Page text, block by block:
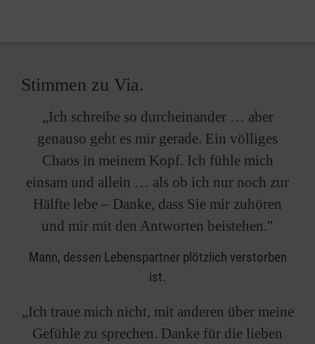
Stimmen zu Via.
„Ich schreibe so durcheinander … aber
genauso geht es mir gerade. Ein völliges
Chaos in meinem Kopf. Ich fühle mich
einsam und allein … als ob ich nur noch zur
Hälfte lebe – Danke, dass Sie mir zuhören
und mir mit den Antworten beistehen."
Mann, dessen Lebenspartner plötzlich verstorben
ist.
„Ich traue mich nicht, mit anderen über meine
Gefühle zu sprechen. Danke für die lieben